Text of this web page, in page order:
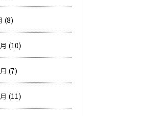
(8)
(10)
(7)
(11)